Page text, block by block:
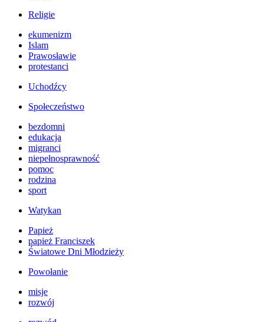
Religie
ekumenizm
Islam
Prawosławie
protestanci
Uchodźcy
Społeczeństwo
bezdomni
edukacja
migranci
niepełnosprawność
pomoc
rodzina
sport
Watykan
Papież
papież Franciszek
Światowe Dni Młodzieży
Powołanie
misje
rozwój